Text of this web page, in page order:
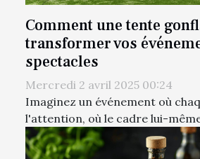
Comment une tente
transformer vos
spectacles
Mercredi 2 avril 2025 00:24
Imaginez un événement où
l'attention, où le cadre lui-